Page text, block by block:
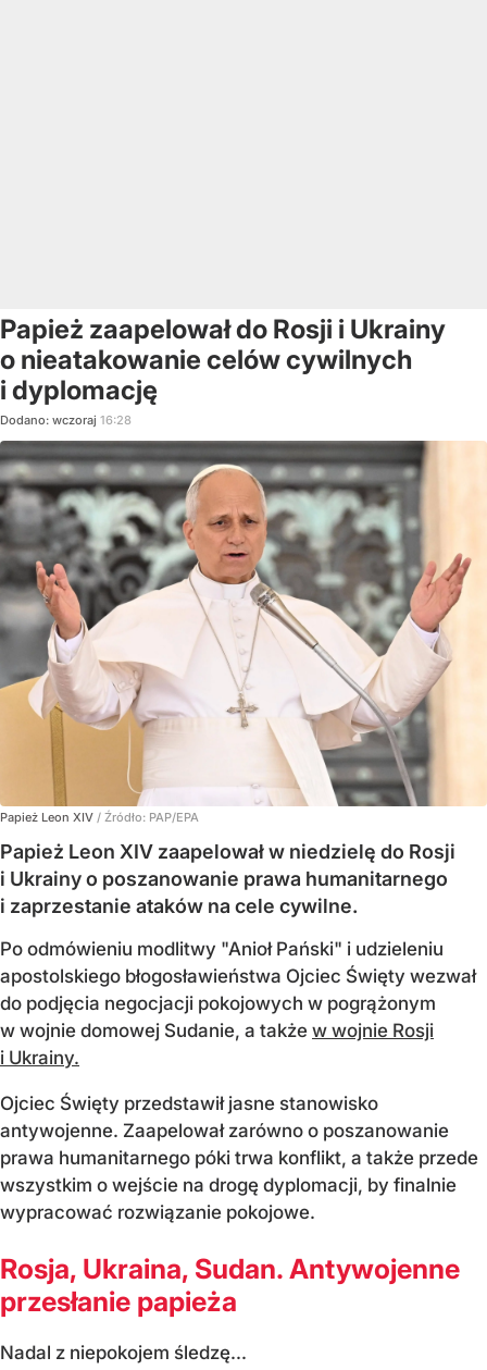
Papież zaapelował do Rosji i Ukrainy
o nieatakowanie celów cywilnych
i dyplomację
Dodano: wczoraj 16:28
Papież Leon XIV / Źródło: PAP/EPA
Papież Leon XIV zaapelował w niedzielę do Rosji
i Ukrainy o poszanowanie prawa humanitarnego
i zaprzestanie ataków na cele cywilne.
Po odmówieniu modlitwy "Anioł Pański" i udzieleniu
apostolskiego błogosławieństwa Ojciec Święty wezwał
do podjęcia negocjacji pokojowych w pogrążonym
w wojnie domowej Sudanie, a także w wojnie Rosji
i Ukrainy.
Ojciec Święty przedstawił jasne stanowisko
antywojenne. Zaapelował zarówno o poszanowanie
prawa humanitarnego póki trwa konflikt, a także przede
wszystkim o wejście na drogę dyplomacji, by finalnie
wypracować rozwiązanie pokojowe.
Rosja, Ukraina, Sudan. Antywojenne
przesłanie papieża
Nadal z niepokojem śledzę...